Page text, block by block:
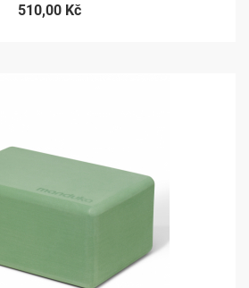
510,00 Kč